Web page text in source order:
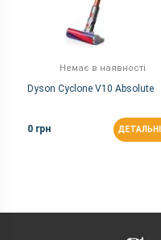
Немає в наявності
Dyson Cyclone V10 Absolute
0 грн